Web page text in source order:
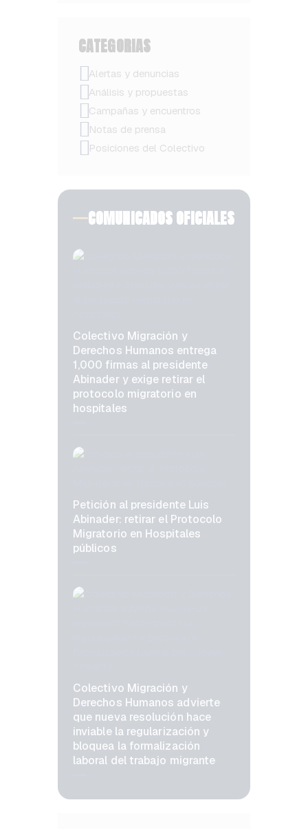
CATEGORIAS
Alertas y denuncias
Análisis y propuestas
Campañas y encuentros
Notas de prensa
Posiciones del Colectivo
COMUNICADOS OFICIALES
Colectivo Migración y
Derechos Humanos entrega
1,000 firmas al presidente
Abinader y exige retirar el
protocolo migratorio en
hospitales
Petición al presidente Luis
Abinader: retirar el Protocolo
Migratorio en Hospitales
públicos
Colectivo Migración y
Derechos Humanos advierte
que nueva resolución hace
inviable la regularización y
bloquea la formalización
laboral del trabajo migrante